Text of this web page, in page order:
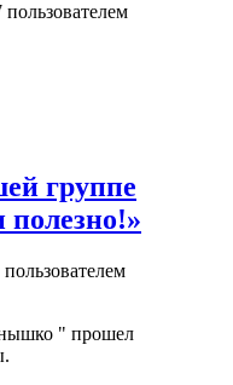
группе
" прошел